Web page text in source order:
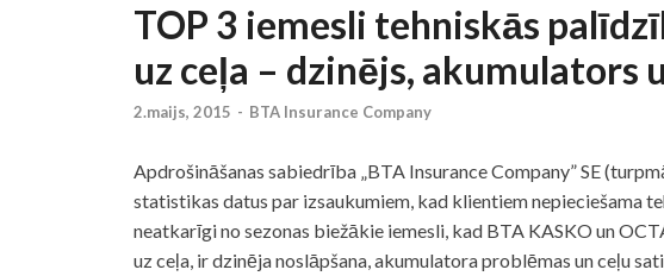
TOP 3 iemesli tehniskās
uz ceļa – dzinējs, akumulators
2.maijs, 2015 - BTA Insurance Company
Apdrošināšanas sabiedrība „BTA Insurance Company” SE
statistikas datus par izsaukumiem, kad klientiem nepieciešama
neatkarīgi no sezonas biežākie iemesli, kad BTA KASKO un
uz ceļa, ir dzinēja noslāpšana, akumulatora problēmas un ceļu